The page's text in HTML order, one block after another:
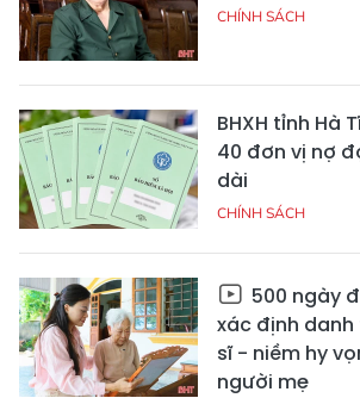
CHÍNH SÁCH
BHXH tỉnh Hà
40 đơn vị nợ
dài
CHÍNH SÁCH
500 ngày
xác định
sĩ - niềm hy
người mẹ